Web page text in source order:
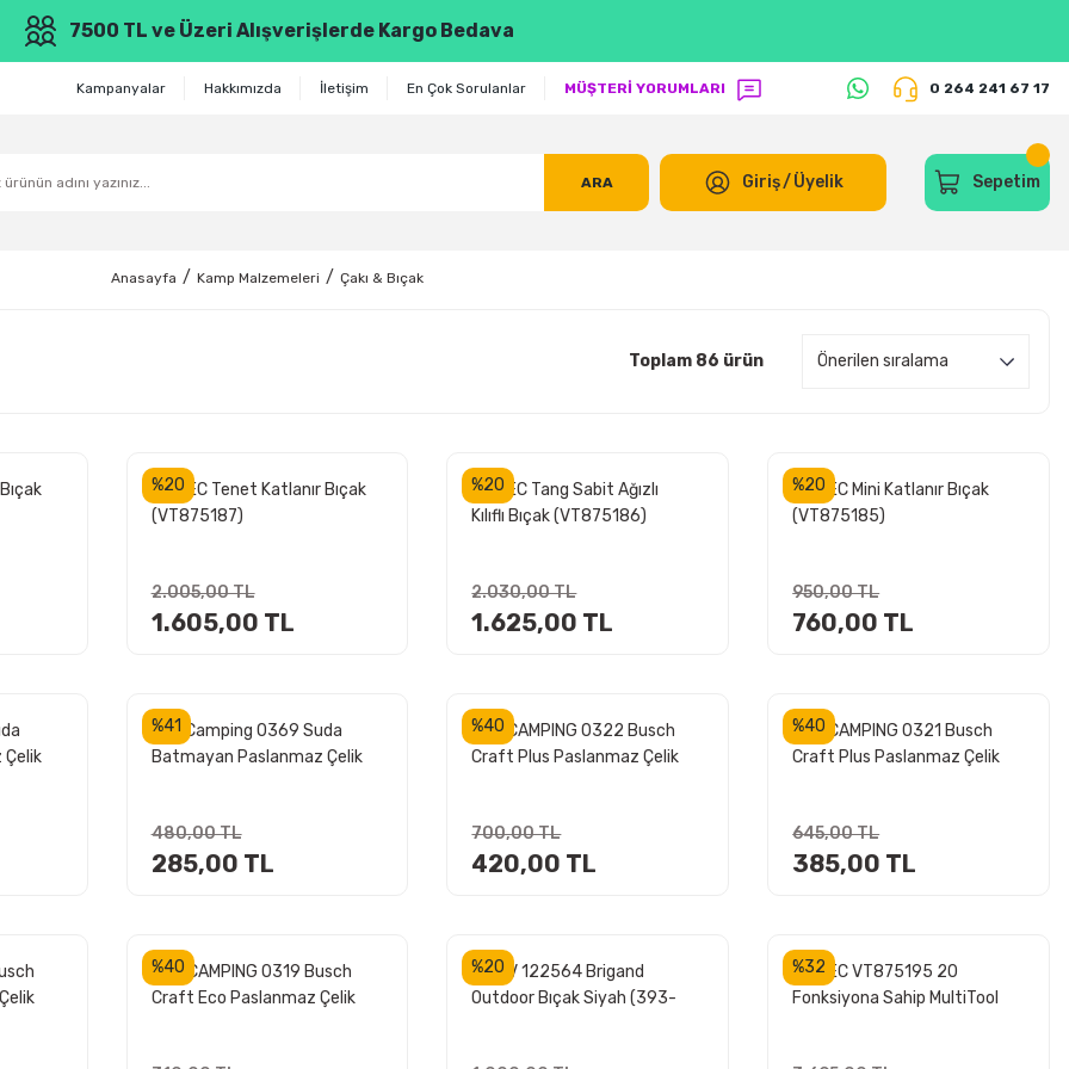
7500 TL ve Üzeri Alışverişlerde Kargo Bedava
Kampanyalar Hakkımızda İletişim En Çok Sorulanlar MÜŞTERİ YORUMLARI 0 264 241 67 17
ARA Giriş/Üyelik Sepetim
Anasayfa Kamp Malzemeleri Çakı & Bıçak
Toplam 86 ürün
%20
VIPTEC Tenet Katlanır Bıçak
(VT875187)
2.005,00 TL
1.605,00 TL
%20
VIPTEC Tang Sabit Ağızlı
Kılıflı Bıçak (VT875186)
2.030,00 TL
1.625,00 TL
%20
VIPTEC Mini Katlanır Bıçak
(VT875185)
950,00 TL
760,00 TL
%41
Rox Camping 0369 Suda
Batmayan Paslanmaz Çelik
480,00 TL
285,00 TL
%40
ROX CAMPING 0322 Busch
Craft Plus Paslanmaz Çelik
700,00 TL
420,00 TL
%40
ROX CAMPING 0321 Busch
Craft Plus Paslanmaz Çelik
645,00 TL
385,00 TL
%40
ROX CAMPING 0319 Busch
Craft Eco Paslanmaz Çelik
%20
MİKOV 122564 Brigand
Outdoor Bıçak Siyah (393-
%32
VIPTEC VT875195 20
Fonksiyona Sahip MultiTool